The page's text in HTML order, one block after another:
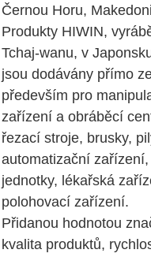
Černou Horu,
Produkty HIWIN,
Tchaj-wanu, v
jsou dodávány přímo
především pro
zařízení a obráběcí
řezací stroje, brusky,
automatizační
jednotky, lékařská
polohovací zařízení.
Přidanou hodnotou
kvalita produktů,